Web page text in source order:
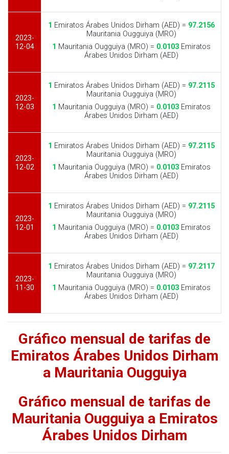
2023-
12-04
1 Emiratos Árabes Unidos Dirham (AED) = 97.2156
Mauritania Ougguiya (MRO)
1 Mauritania Ougguiya (MRO) = 0.0103Emiratos
Árabes Unidos Dirham (AED)
2023-
12-03
1 Emiratos Árabes Unidos Dirham (AED) = 97.2115
Mauritania Ougguiya (MRO)
1 Mauritania Ougguiya (MRO) = 0.0103Emiratos
Árabes Unidos Dirham (AED)
2023-
12-02
1 Emiratos Árabes Unidos Dirham (AED) = 97.2115
Mauritania Ougguiya (MRO)
1 Mauritania Ougguiya (MRO) = 0.0103Emiratos
Árabes Unidos Dirham (AED)
2023-
12-01
1 Emiratos Árabes Unidos Dirham (AED) = 97.2115
Mauritania Ougguiya (MRO)
1 Mauritania Ougguiya (MRO) = 0.0103Emiratos
Árabes Unidos Dirham (AED)
2023-
11-30
1 Emiratos Árabes Unidos Dirham (AED) = 97.2117
Mauritania Ougguiya (MRO)
1 Mauritania Ougguiya (MRO) = 0.0103Emiratos
Árabes Unidos Dirham (AED)
Gráfico mensual de tarifas de
Emiratos Árabes Unidos Dirham
a Mauritania Ougguiya
Gráfico mensual de tarifas de
Mauritania Ougguiya a Emiratos
Árabes Unidos Dirham